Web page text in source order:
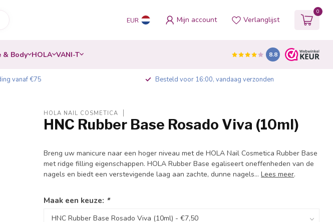
EUR Mijn account Verlanglijst
0
& Body HOLA VANI-T 8.8
vanaf €75 Besteld voor 16:00, vandaag verzonden
HOLA NAIL COSMETICA
HNC Rubber Base Rosado Viva (10ml)
Breng uw manicure naar een hoger niveau met de HOLA Nail Cosmetica Rubber Base
met ridge filling eigenschappen. HOLA Rubber Base egaliseert oneffenheden van de
nagels en biedt een verstevigende laag aan zachte, dunne nagels...Lees meer.
Maak een keuze: *